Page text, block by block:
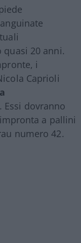
20 anni.
i
Caprioli
. Essi dovranno
a pallini
numero 42.